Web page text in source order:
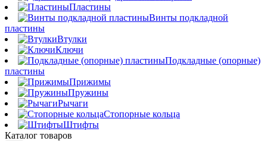
Пластины
Винты подкладной
пластины
Втулки
Ключи
Подкладные (опорные)
пластины
Прижимы
Пружины
Рычаги
Стопорные кольца
Штифты
Каталог товаров